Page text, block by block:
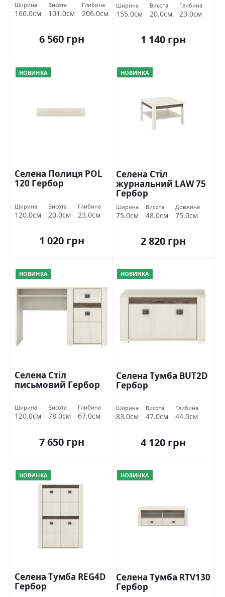
Ширина
166.0см
Висота
101.0см
Глибина
206.0см
6 560 грн
Ширина
155.0см
Висота
20.0см
Глибина
23.0см
1 140 грн
НОВИНКА
Селена Полиця POL
120 Гербор
Ширина
120.0см
Висота
20.0см
Глибина
23.0см
1 020 грн
НОВИНКА
Селена Стіл
журнальний LAW 75
Гербор
Ширина
75.0см
Висота
48.0см
Довжина
75.0см
2 820 грн
НОВИНКА
Селена Стіл
письмовий Гербор
Ширина
120.0см
Висота
78.0см
Глибина
67.0см
7 650 грн
НОВИНКА
Селена Тумба BUT2D
Гербор
Ширина
83.0см
Висота
47.0см
Глибина
44.0см
4 120 грн
НОВИНКА
Селена Тумба REG4D
Гербор
НОВИНКА
Селена Тумба RTV130
Гербор